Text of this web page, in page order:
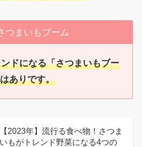
つまいもブーム
ドになる「さつまいもブー
ありです。
【2023年】流行る食べ物！さつま
いもがトレンド野菜になる4つの